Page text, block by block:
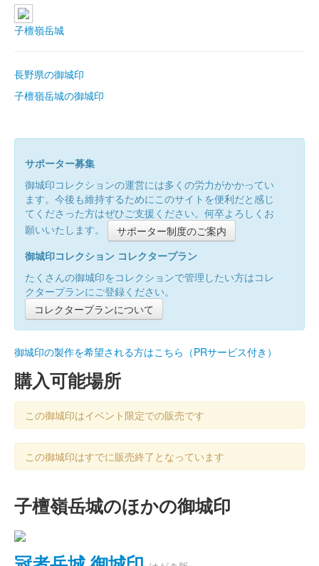
子檀嶺岳城
長野県の御城印
子檀嶺岳城の御城印
サポーター募集
御城印コレクションの運営には多くの労力がかかってい
ます。今後も維持するためにこのサイトを便利だと感じ
てくださった方はぜひご支援ください。何卒よろしくお
願いいたします。
サポーター制度のご案内
御城印コレクション コレクタープラン
たくさんの御城印をコレクションで管理したい方はコレ
クタープランにご登録ください。
コレクタープランについて
御城印の製作を希望される方はこちら（PRサービス付き）
購入可能場所
この御城印はイベント限定での販売です
この御城印はすでに販売終了となっています
子檀嶺岳城のほかの御城印